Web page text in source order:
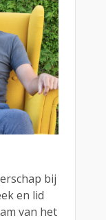
bij
en lid
van het